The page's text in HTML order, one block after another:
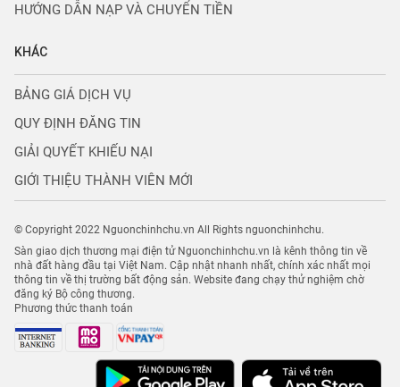
HƯỚNG DẪN NẠP VÀ CHUYỂN TIỀN
KHÁC
BẢNG GIÁ DỊCH VỤ
QUY ĐỊNH ĐĂNG TIN
GIẢI QUYẾT KHIẾU NẠI
GIỚI THIỆU THÀNH VIÊN MỚI
© Copyright 2022 Nguonchinhchu.vn All Rights nguonchinhchu.
Sàn giao dịch thương mại điện tử Nguonchinhchu.vn là kênh thông tin về
nhà đất hàng đầu tại Việt Nam. Cập nhật nhanh nhất, chính xác nhất mọi
thông tin về thị trường bất động sản. Website đang chạy thử nghiệm chờ
đăng ký Bộ công thương.
Phương thức thanh toán